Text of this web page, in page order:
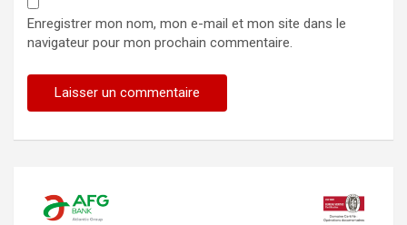
Enregistrer mon nom, mon e-mail et mon site dans le
navigateur pour mon prochain commentaire.